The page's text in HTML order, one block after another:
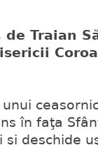
Traian
în faţa
şi deschide